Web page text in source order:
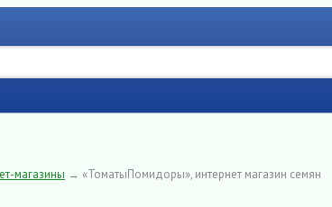
магазины → «ТоматыПомидоры», интернет магазин семян